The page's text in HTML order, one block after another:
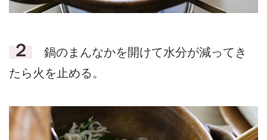
２
鍋のまんなかを開けて水分が減ってき
たら火を止める。